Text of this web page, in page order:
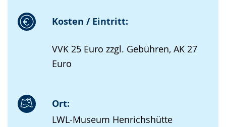
Kosten / Eintritt:
VVK 25 Euro zzgl. Gebühren, AK 27
Euro
Ort:
LWL-Museum Henrichshütte